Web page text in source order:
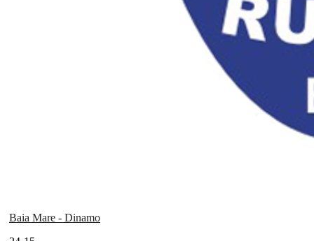
Baia Mare - Dinamo